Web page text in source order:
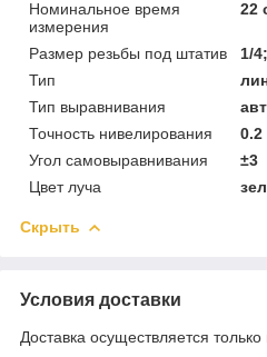
Номинальное время
измерения
22
Размер резьбы под штатив
1/
Тип
Тип выравнивания
Точность нивелирования
Угол самовыравнивания
±3
Цвет луча
Скрыть
Условия доставки
Доставка осуществляется